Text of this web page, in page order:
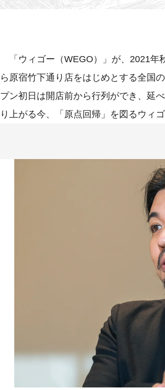
「ウィゴー（WEGO）」が、2021年
ら原宿竹下通り店をはじめとする全国
プン初日は開店前から行列ができ、延
り上がる今、「原点回帰」を図るウィ